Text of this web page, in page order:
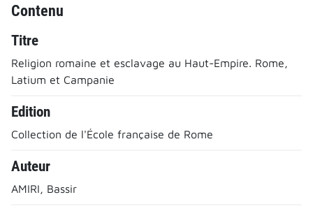
Contenu
Titre
Religion romaine et esclavage au Haut-Empire. Rome,
Latium et Campanie
Edition
Collection de l'École française de Rome
Auteur
AMIRI, Bassir